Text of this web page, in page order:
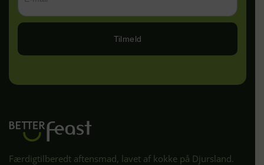
Tilmeld
Færdigtilberedt aftensmad, lavet af kokke på Djursland.